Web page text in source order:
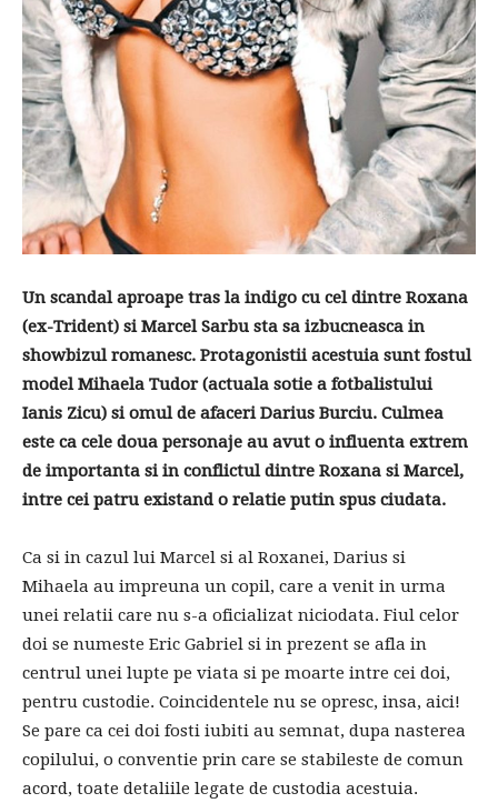
Un scandal aproape tras la indigo cu cel dintre Roxana
(ex-Trident) si Marcel Sarbu sta sa izbucneasca in
showbizul romanesc. Protagonistii acestuia sunt fostul
model Mihaela Tudor (actuala sotie a fotbalistului
Ianis Zicu) si omul de afaceri Darius Burciu. Culmea
este ca cele doua personaje au avut o influenta extrem
de importanta si in conflictul dintre Roxana si Marcel,
intre cei patru existand o relatie putin spus ciudata.
Ca si in cazul lui Marcel si al Roxanei, Darius si
Mihaela au impreuna un copil, care a venit in urma
unei relatii care nu s-a oficializat niciodata. Fiul celor
doi se numeste Eric Gabriel si in prezent se afla in
centrul unei lupte pe viata si pe moarte intre cei doi,
pentru custodie. Coincidentele nu se opresc, insa, aici!
Se pare ca cei doi fosti iubiti au semnat, dupa nasterea
copilului, o conventie prin care se stabileste de comun
acord, toate detaliile legate de custodia acestuia.